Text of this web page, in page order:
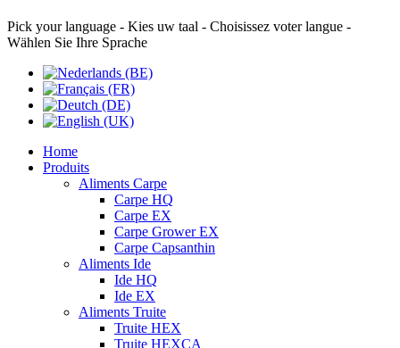
Pick your language - Kies uw taal - Choisissez voter langue -
Wählen Sie Ihre Sprache
Home
Produits
Aliments Carpe
Carpe HQ
Carpe EX
Carpe Grower EX
Carpe Capsanthin
Aliments Ide
Ide HQ
Ide EX
Aliments Truite
Truite HEX
Truite HEXCA